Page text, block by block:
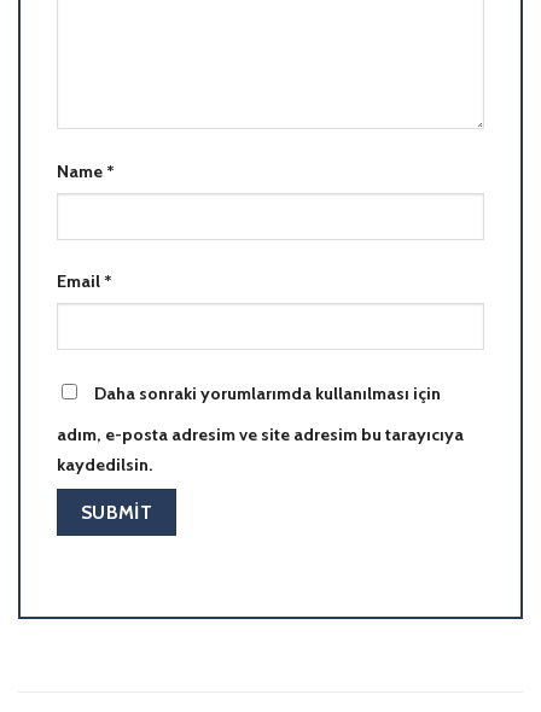
Name *
Email *
Daha sonraki yorumlarımda kullanılması için
adım, e-posta adresim ve site adresim bu tarayıcıya
kaydedilsin.